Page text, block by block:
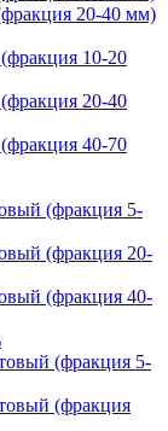
20-40 мм)
10-20
20-40
40-70
(фракция 5-
(фракция 20-
(фракция 40-
(фракция 5-
(фракция